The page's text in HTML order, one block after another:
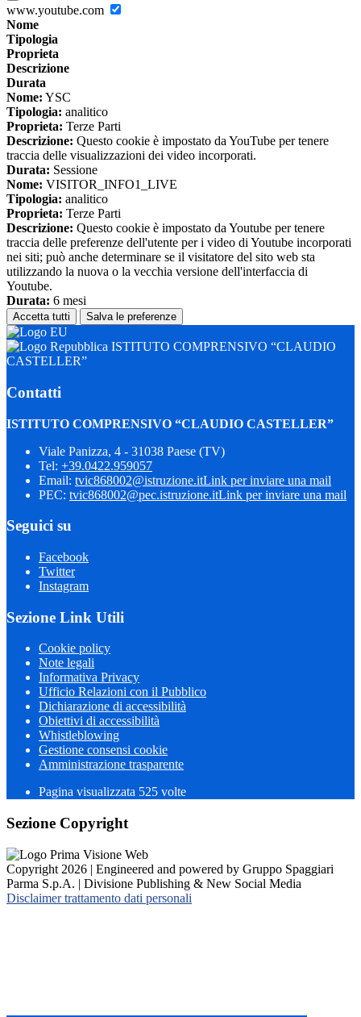
www.youtube.com
Nome
Tipologia
Proprieta
Descrizione
Durata
Nome: YSC
Tipologia: analitico
Proprieta: Terze Parti
Descrizione: Questo cookie è impostato da YouTube per tenere
traccia delle visualizzazioni dei video incorporati.
Durata: Sessione
Nome: VISITOR_INFO1_LIVE
Tipologia: analitico
Proprieta: Terze Parti
Descrizione: Questo cookie è impostato da Youtube per tenere
traccia delle preferenze dell'utente per i video di Youtube incorporati
nei siti; può anche determinare se il visitatore del sito web sta
utilizzando la nuova o la vecchia versione dell'interfaccia di
Youtube.
Durata: 6 mesi
Accetta tutti Salva le preferenze
ISTITUTO COMPRENSIVO “CLAUDIO
CASTELLER”
Contatti
ISTITUTO COMPRENSIVO “CLAUDIO CASTELLER”
Viale Panizza, 4 - 31038 Paese (TV)
Tel: +39.0422.959057
Email: tvic868002@istruzione.itLink per inviare una mail
PEC: tvic868002@pec.istruzione.itLink per inviare una mail
Seguici su
Facebook
Twitter
Instagram
Sezione Link Utili
Cookie policy
Note legali
Informativa Privacy
Ufficio Relazioni con il Pubblico
Dichiarazione di accessibilità
Obiettivi di accessibilità
Whistleblowing
Gestione consensi cookie
Amministrazione trasparente
Pagina visualizzata 525 volte
Sezione Copyright
Copyright 2026 | Engineered and powered by Gruppo Spaggiari
Parma S.p.A. | Divisione Publishing & New Social Media
Disclaimer trattamento dati personali